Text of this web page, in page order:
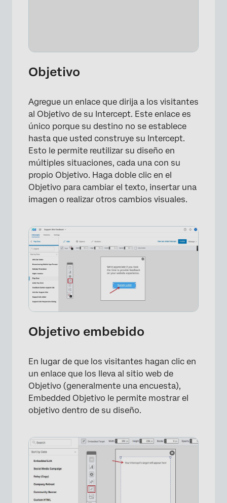
×
Objetivo
Agregue un enlace que dirija a los visitantes
al Objetivo de su Intercept. Este enlace es
único porque su destino no se establece
hasta que usted construye su Intercept.
Esto le permite reutilizar su diseño en
múltiples situaciones, cada una con su
propio Objetivo. Haga doble clic en el
Objetivo para cambiar el texto, insertar una
imagen o realizar otros cambios visuales.
Objetivo embebido
En lugar de que los visitantes hagan clic en
un enlace que los lleva al sitio web de
Objetivo (generalmente una encuesta),
Embedded Objetivo le permite mostrar el
objetivo dentro de su diseño.